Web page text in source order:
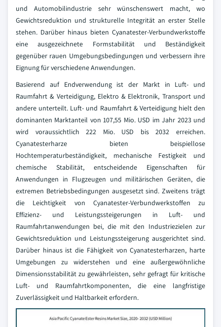
und Automobilindustrie sehr wünschenswert macht, wo
Gewichtsreduktion und strukturelle Integrität an erster Stelle
stehen. Darüber hinaus bieten Cyanatester-Verbundwerkstoffe
eine ausgezeichnete Formstabilität und Beständigkeit
gegenüber rauen Umgebungsbedingungen und verbessern ihre
Eignung für verschiedene Anwendungen.
Basierend auf Endverwendung ist der Markt in Luft- und
Raumfahrt & Verteidigung, Elektro & Elektronik, Transport und
andere unterteilt. Luft- und Raumfahrt & Verteidigung hielt den
dominanten Marktanteil von 107,55 Mio. USD im Jahr 2023 und
wird voraussichtlich 222 Mio. USD bis 2032 erreichen.
Cyanatesterharze bieten beispiellose
Hochtemperaturbeständigkeit, mechanische Festigkeit und
chemische Stabilität, entscheidende Eigenschaften für
Anwendungen in Flugzeugen und militärischen Geräten, die
extremen Betriebsbedingungen ausgesetzt sind. Zweitens trägt
die Leichtigkeit von Cyanatester-Verbundwerkstoffen zu
Effizienz- und Leistungssteigerungen in Luft- und
Raumfahrtanwendungen bei, die mit den Industriezielen zur
Gewichtsreduktion und Leistungssteigerung ausgerichtet sind.
Darüber hinaus ist die Fähigkeit von Cyanatesterharzen, harte
Umgebungen zu widerstehen und eine außergewöhnliche
Dimensionsstabilität zu gewährleisten, sehr gefragt für kritische
Luft- und Raumfahrtkomponenten, die eine langfristige
Zuverlässigkeit und Haltbarkeit erfordern.